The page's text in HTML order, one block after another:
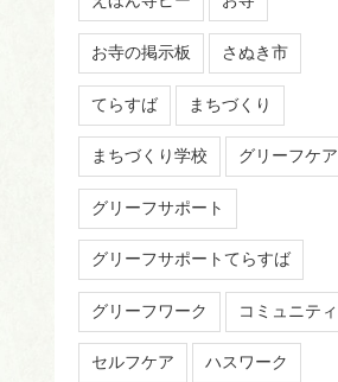
お寺の掲示板 さぬき市
てらすば まちづくり
まちづくり学校 グリーフケア
グリーフサポート
グリーフサポートてらすば
グリーフワーク コミュニティ
セルフケア ハスワーク